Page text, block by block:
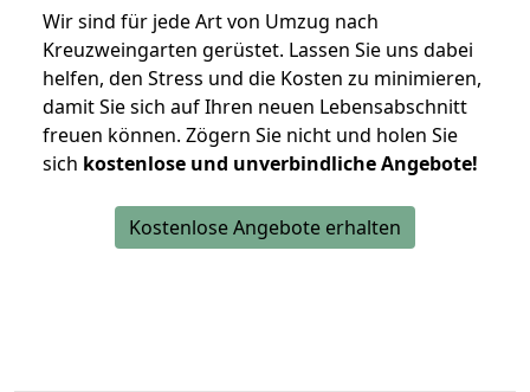
Wir sind für jede Art von Umzug nach
Kreuzweingarten gerüstet. Lassen Sie uns dabei
helfen, den Stress und die Kosten zu minimieren,
damit Sie sich auf Ihren neuen Lebensabschnitt
freuen können. Zögern Sie nicht und holen Sie
sich kostenlose und unverbindliche Angebote!
Kostenlose Angebote erhalten